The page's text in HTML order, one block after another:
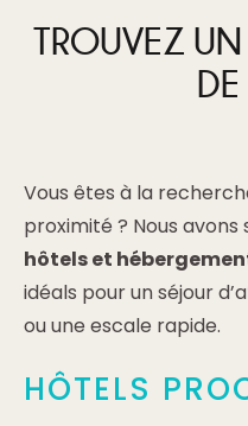
TROUVEZ
DE
Vous êtes à la
proximité ? Nous
hôtels et
idéals pour un séjour
ou une escale rapide.
HÔTELS